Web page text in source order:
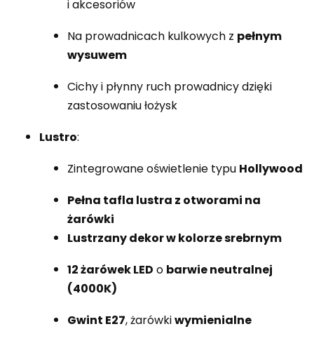
i akcesoriów
Na prowadnicach kulkowych z pełnym
wysuwem
Cichy i płynny ruch prowadnicy dzięki
zastosowaniu łożysk
Lustro:
Zintegrowane oświetlenie typu Hollywood
Pełna tafla lustra z otworami na
żarówki
Lustrzany dekor w kolorze srebrnym
12 żarówek LED o barwie neutralnej
(4000K)
Gwint E27, żarówkiwymienialne